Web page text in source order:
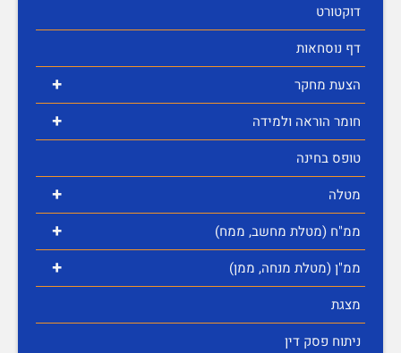
דוקטורט
דף נוסחאות
+ הצעת מחקר
+
חומר הוראה ולמידה
טופס בחינה
+ מטלה
+ ממ"ח (מטלת מחשב, ממח)
+
ממ"ן (מטלת מנחה, ממן)
מצגת
ניתוח פסק דין